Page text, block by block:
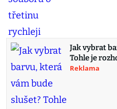
Jak vybrat
Tohle je
Reklama